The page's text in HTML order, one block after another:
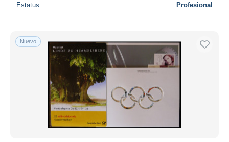
Estatus Profesional
Nuevo